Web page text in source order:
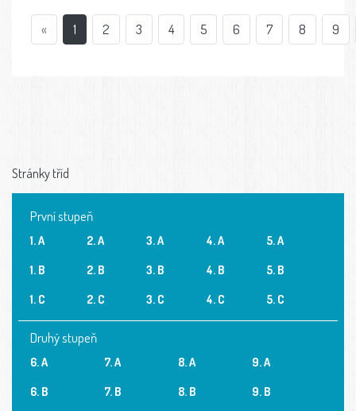
« 1 2 3 4 5 6 7 8 9
Stránky tříd
První stupeň
1. A
1. B
1. C
2. A
2. B
2. C
3. A
3. B
3. C
4. A
4. B
4. C
5. A
5. B
5. C
Druhý stupeň
6. A
6. B
7. A
7. B
8. A
8. B
9. A
9. B